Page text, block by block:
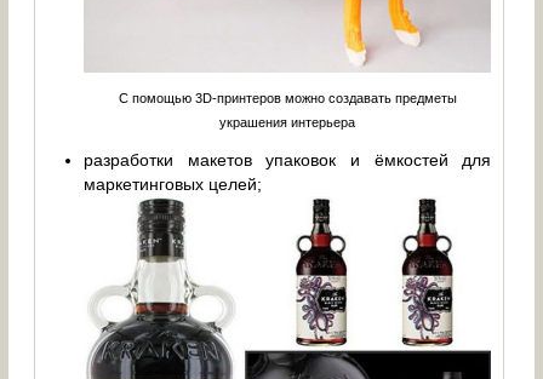
С помощью 3D-принтеров можно создавать предметы
украшения интерьера
разработки макетов упаковок и ёмкостей для
маркетинговых целей;